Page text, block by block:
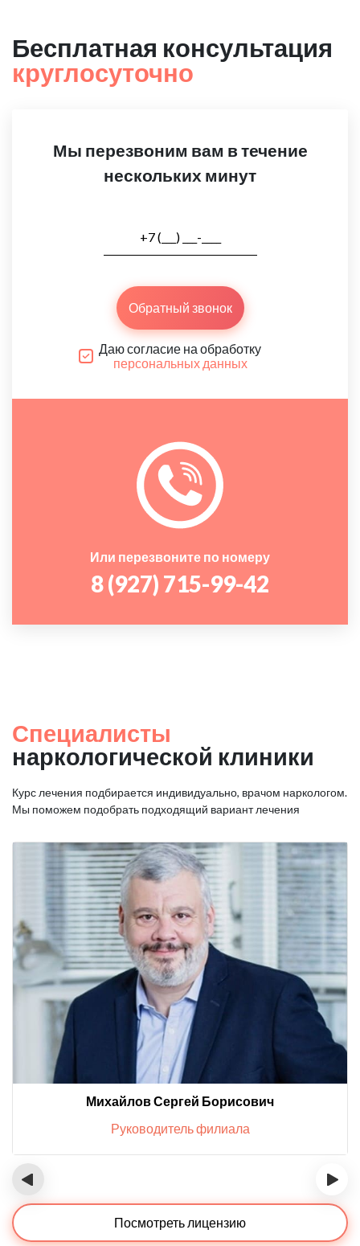
Бесплатная консультация
круглосуточно
Мы перезвоним вам в течение
нескольких минут
Обратный звонок
Даю согласие на обработку
персональных данных
Или перезвоните по номеру
8 (927) 715-99-42
Специалисты
наркологической клиники
Курс лечения подбирается индивидуально, врачом наркологом.
Мы поможем подобрать подходящий вариант лечения
Михайлов Сергей Борисович
Руководитель филиала
‹ ›
Посмотреть лицензию